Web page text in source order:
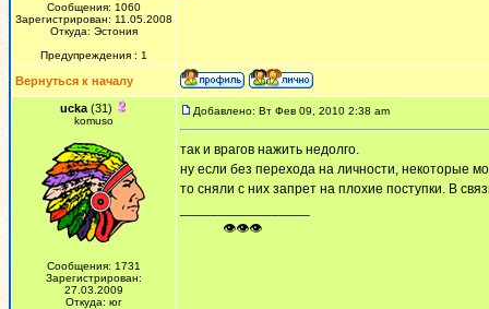
Сообщения: 1060
Зарегистрирован: 11.05.2008
Откуда: Эстония
Предупреждения : 1
Вернуться к началу
ucka (31)
komuso
Сообщения: 1731
Зарегистрирован:
27.03.2009
Откуда: юг
Добавлено: Вт Фев 09, 2010 2:38 am
так и врагов нажить недолго.
ну если без перехода на личности, некоторые
то сняли с них запрет на плохие поступки. В
ᅠ ᅠ ᅠ👁👁👁